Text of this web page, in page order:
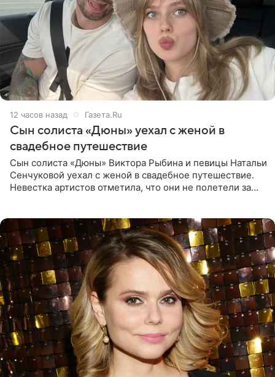
12 часов назад Газета.Ru
Сын солиста «Дюны» уехал с женой в
свадебное путешествие
Сын солиста «Дюны» Виктора Рыбина и певицы Натальи
Сенчуковой уехал с женой в свадебное путешествие.
Невестка артистов отметила, что они не полетели за